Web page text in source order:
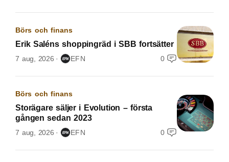
Börs och finans
Erik Saléns shoppingräd i SBB fortsätter
7 aug, 2026 EFN 0
Börs och finans
Storägare säljer i Evolution – första
gången sedan 2023
7 aug, 2026 EFN 0